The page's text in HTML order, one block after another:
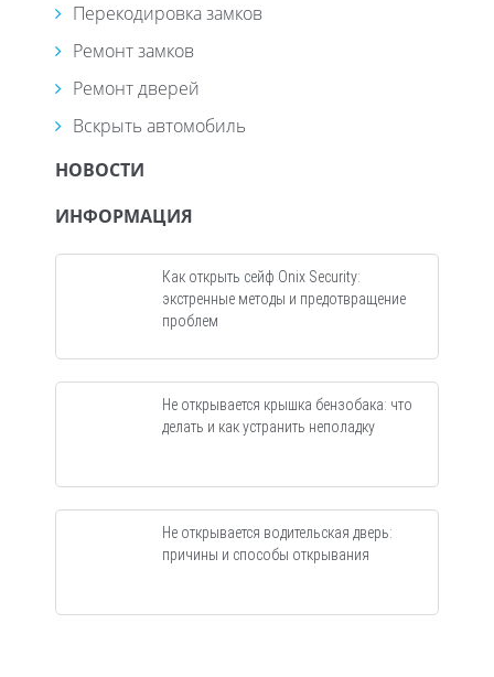
Перекодировка замков
Ремонт замков
Ремонт дверей
Вскрыть автомобиль
НОВОСТИ
ИНФОРМАЦИЯ
Как открыть сейф Onix Security:
экстренные методы и предотвращение
проблем
Не открывается крышка бензобака: что
делать и как устранить неполадку
Не открывается водительская дверь:
причины и способы открывания